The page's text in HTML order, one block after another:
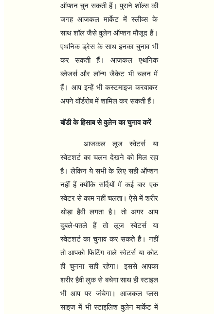
ऑप्शन चुन सकती हैं। पुराने शॉल्स की
जगह आजकल मार्केट में स्लीव्स के
साथ शॉल जैसे वुलेन ऑप्शन मौजूद हैं।
एथनिक ड्रेस के साथ इनका चुनाव भी
कर सकती हैं। आजकल एथनिक
ब्लेजर्स और लॉन्ग जैकेट भी चलन में
हैं। आप इन्हें भी कस्टमाइज करवाकर
अपने वॉर्डरोब में शामिल कर सकती हैं।
बॉडी के हिसाब से वुलेन का चुनाव करें
आजकल लूज स्वेटर्स या
स्वेटशर्ट का चलन देखने को मिल रहा
है। लेकिन ये सभी के लिए सही ऑप्शन
नहीं हैं क्योंकि सर्दियों में कई बार एक
स्वेटर से काम नहीं चलता। ऐसे में शरीर
थोड़ा हैवी लगता है। तो अगर आप
दुबले-पतले हैं तो लूज स्वेटर्स या
स्वेटशर्ट का चुनाव कर सकते हैं। नहीं
तो आपको फिटिंग वाले स्वेटर्स या कोट
ही चुनना सही रहेगा। इससे आपका
शरीर हैवी लुक से बचेगा साथ ही स्टाइल
भी आप पर जंचेगा। आजकल प्लस
साइज में भी स्टाइलिश वुलेन मार्केट में